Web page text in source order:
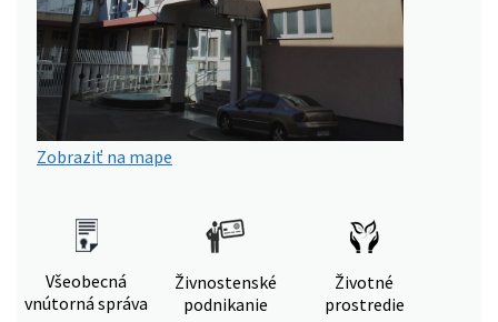
Zobraziť na mape
Všeobecná
vnútorná správa
Živnostenské
podnikanie
Životné
prostredie